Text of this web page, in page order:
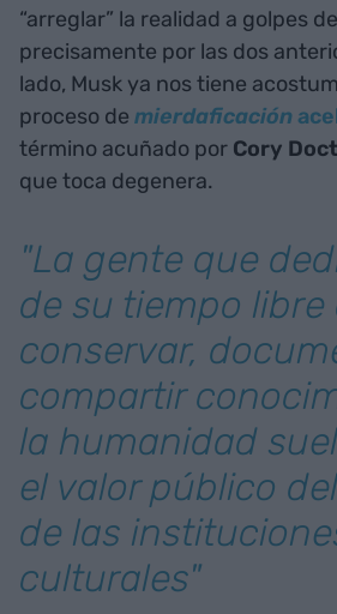
“arreglar” la realidad a golpes
precisamente por las dos
lado, Musk ya nos tiene
proceso de mierdaficación
término acuñado por Cory
que toca degenera.
"La gente que
de su tiempo libre
conservar,
compartir
la humanidad
el valor público
de las
culturales"